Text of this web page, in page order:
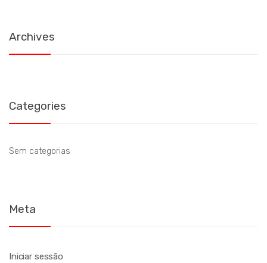
Archives
Categories
Sem categorias
Meta
Iniciar sessão